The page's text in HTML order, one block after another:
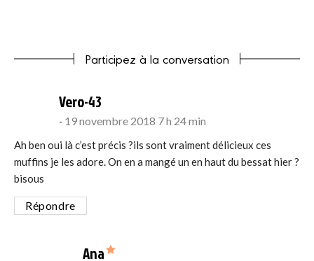
Participez à la conversation
Vero-43
19 novembre 2018 7 h 24 min
Ah ben oui là c’est précis ?ils sont vraiment délicieux ces
muffins je les adore. On en a mangé un en haut du bessat hier ?
bisous
Répondre
Ana says: